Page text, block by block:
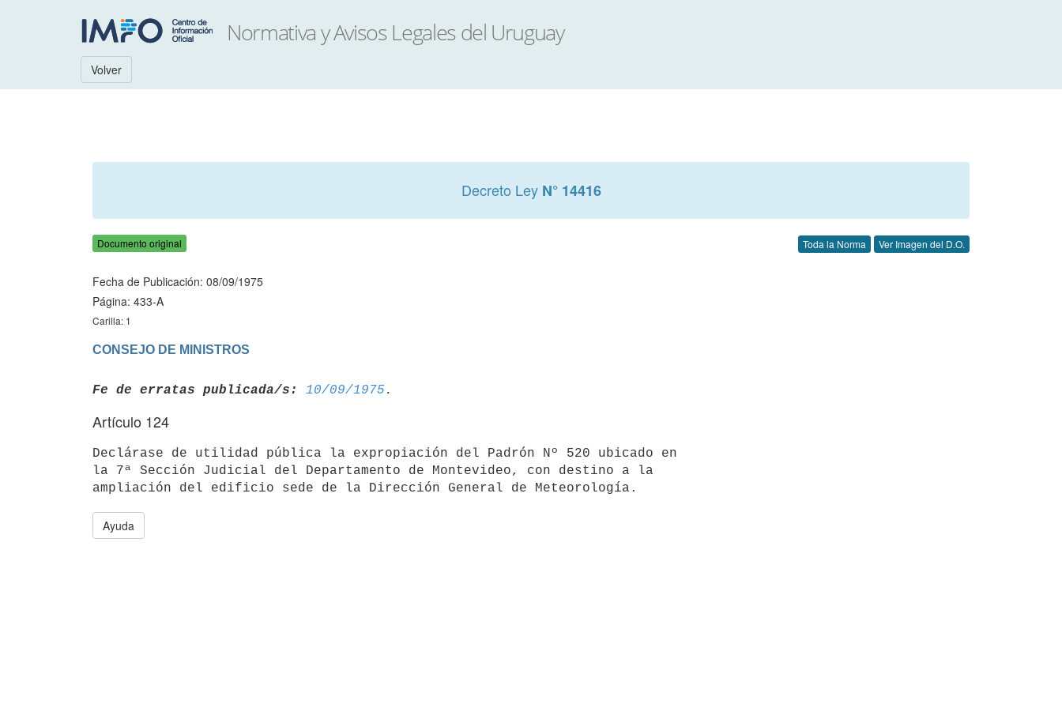
Volver
Decreto Ley N° 14416
Documento original Toda la Norma Ver Imagen del D.O.
Fecha de Publicación: 08/09/1975
Página: 433-A
Carilla: 1
CONSEJO DE MINISTROS
Fe de erratas publicada/s: 10/09/1975
Artículo 124
Declárase de utilidad pública la expropiación del Padrón Nº 520 ubicado en
la 7ª Sección Judicial del Departamento de Montevideo, con destino a la
Ayuda